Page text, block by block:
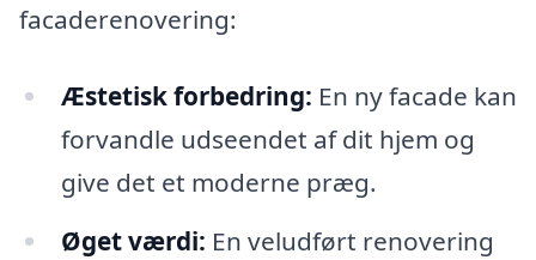
facaderenovering:
Æstetisk forbedring: En ny facade kan
forvandle udseendet af dit hjem og
give det et moderne præg.
Øget værdi: En veludført renovering